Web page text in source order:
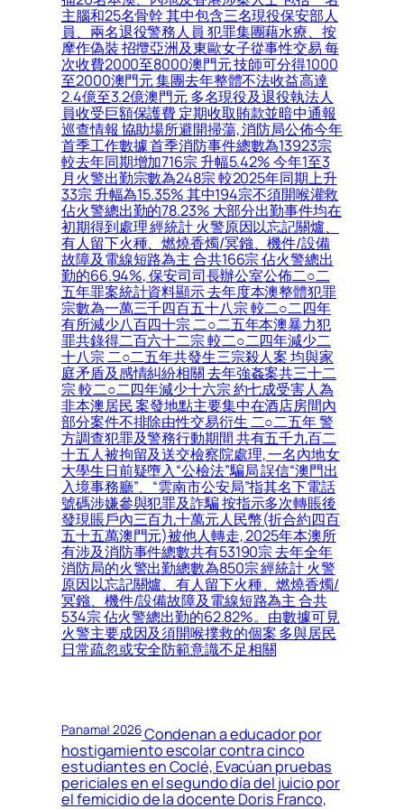
主腦和25名骨幹 其中包含三名現役保安部人
員、兩名退役警務人員 犯罪集團藉水療、按
摩作偽裝 招攬亞洲及東歐女子從事性交易 每
次收費2000至8000澳門元 技師可分得1000
至2000澳門元 集團去年整體不法收益高達
2.4億至3.2億澳門元 多名現役及退役執法人
員收受巨額保護費 定期收取賄款並暗中通報
巡查情報 協助場所避開掃蕩, 消防局公佈今年
首季工作數據 首季消防事件總數為13923宗
較去年同期增加716宗 升幅5.42% 今年1至3
月火警出勤宗數為248宗 較2025年同期上升
33宗 升幅為15.35% 其中194宗不須開喉灌救
佔火警總出勤的78.23% 大部分出勤事件均在
初期得到處理 經統計 火警原因以忘記關爐、
有人留下火種、燃燒香燭/冥鏹、機件/設備
故障及電線短路為主 合共166宗 佔火警總出
勤的66.94%, 保安司司長辦公室公佈二○二
五年罪案統計資料顯示 去年度本澳整體犯罪
宗數為一萬三千四百五十八宗 較二○二四年
有所減少八百四十宗 二○二五年本澳暴力犯
罪共錄得二百六十二宗 較二○二四年減少二
十八宗 二○二五年共發生三宗殺人案 均與家
庭矛盾及感情糾紛相關 去年強姦案共三十二
宗 較二○二四年減少十六宗 約七成受害人為
非本澳居民 案發地點主要集中在酒店房間內
部分案件不排除由性交易衍生 二○二五年 警
方調查犯罪及警務行動期間 共有五千九百二
十五人被拘留及送交檢察院處理, 一名內地女
大學生日前疑墮入“公檢法”騙局 誤信“澳門出
入境事務廳”、“雲南市公安局”指其名下電話
號碼涉嫌參與犯罪及詐騙 按指示多次轉賬後
發現賬戶內三百九十萬元人民幣(折合約四百
五十五萬澳門元)被他人轉走, 2025年本澳所
有涉及消防事件總數共有53190宗 去年全年
消防局的火警出勤總數為850宗 經統計 火警
原因以忘記關爐、有人留下火種、燃燒香燭/
冥鏹、機件/設備故障及電線短路為主 合共
534宗 佔火警總出勤的62.82%。由數據可見
火警主要成因及須開喉撲救的個案 多與居民
日常疏忽或安全防範意識不足相關
Panama! 2026Condenan a educador por
hostigamiento escolar contra cinco
estudiantes en Coclé, Evacúan pruebas
periciales en el segundo día del juicio por
el femicidio de la docente Doris Franco,